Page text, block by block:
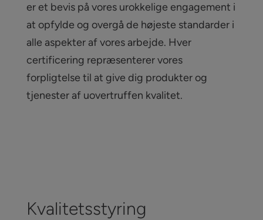
er et bevis på vores urokkelige engagement i
at opfylde og overgå de højeste standarder i
alle aspekter af vores arbejde. Hver
certificering repræsenterer vores
forpligtelse til at give dig produkter og
tjenester af uovertruffen kvalitet.
Kvalitetsstyring